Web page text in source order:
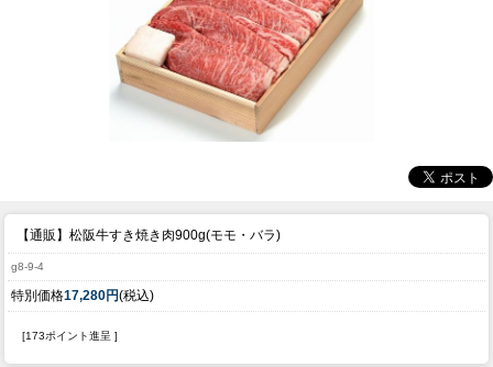
【通販】松阪牛すき焼き肉900g(モモ・バラ)
g8-9-4
特別価格17,280円(税込)
[173ポイント進呈 ]